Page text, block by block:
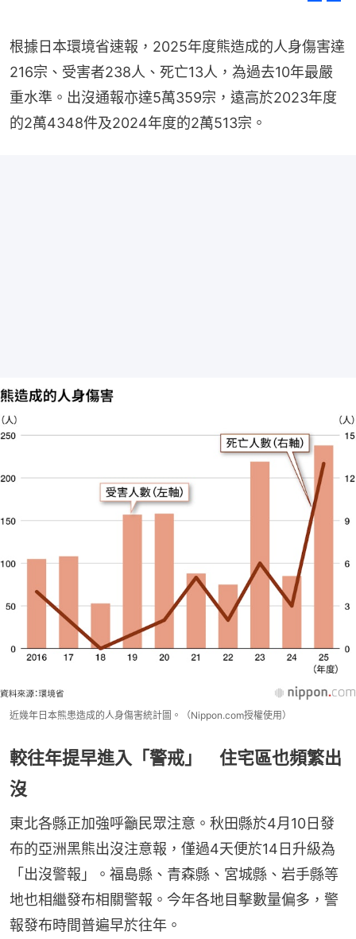
根據日本環境省速報，2025年度熊造成的人身傷害達
216宗、受害者238人、死亡13人，為過去10年最嚴
重水準。出沒通報亦達5萬359宗，遠高於2023年度
的2萬4348件及2024年度的2萬513宗。
近幾年日本熊患造成的人身傷害統計圖。（Nippon.com授權使用）
較往年提早進入「警戒」 住宅區也頻繁出
沒
東北各縣正加強呼籲民眾注意。秋田縣於4月10日發
布的亞洲黑熊出沒注意報，僅過4天便於14日升級為
「出沒警報」。福島縣、青森縣、宮城縣、岩手縣等
地也相繼發布相關警報。今年各地目擊數量偏多，警
報發布時間普遍早於往年。